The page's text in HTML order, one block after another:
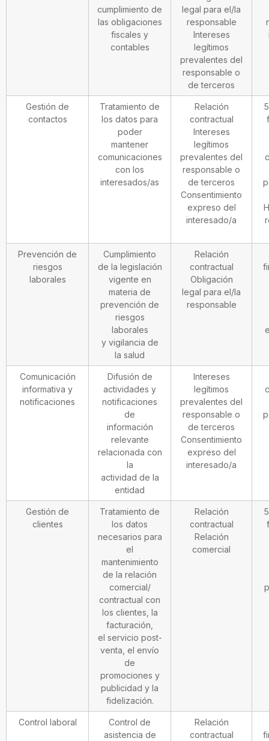
cumplimiento de
las obligaciones
fiscales y
contables
legal para el/la
responsable
Intereses
legítimos
prevalentes del
responsable o
de terceros
Gestión de
contactos
Tratamiento de
los datos para
poder
mantener
comunicaciones
con los
interesados/as
Relación
contractual
Intereses
legítimos
prevalentes del
responsable o
de terceros
Consentimiento
expreso del
interesado/a
Prevención de
riesgos
laborales
Cumplimiento
de la legislación
vigente en
materia de
prevención de
riesgos
laborales
y vigilancia de
la salud
Relación
contractual
Obligación
legal para el/la
responsable
Comunicación
informativa y
notificaciones
Difusión de
actividades y
notificaciones
de
información
relevante
relacionada con
la
actividad de la
entidad
Intereses
legítimos
prevalentes del
responsable o
de terceros
Consentimiento
expreso del
interesado/a
Gestión de
clientes
Tratamiento de
los datos
necesarios para
el
mantenimiento
de la relación
comercial/
contractual con
los clientes, la
facturación,
el servicio post-
venta, el envío
de
promociones y
publicidad y la
fidelización.
Relación
contractual
Relación
comercial
Control laboral
Control de
asistencia de
Relación
contractual